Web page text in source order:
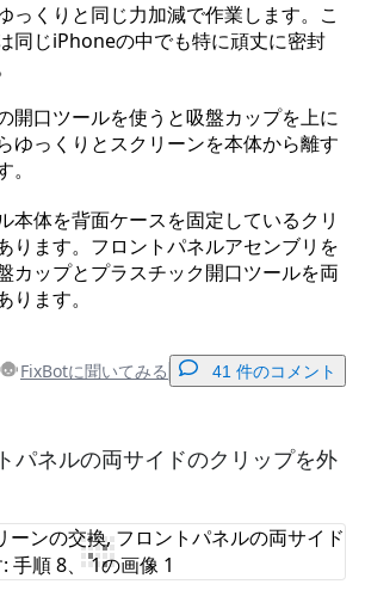
っくりと同じ力加減で作業します。こ
同じiPhoneの中でも特に頑丈に密封
開口ツールを使うと吸盤カップを上に
ゆっくりとスクリーンを本体から離す
本体を背面ケースを固定しているクリ
ります。フロントパネルアセンブリを
カップとプラスチック開口ツールを両
ります。
FixBotに聞いてみる 41 件のコメント
コメントを追加
パネルの両サイドのクリップを外